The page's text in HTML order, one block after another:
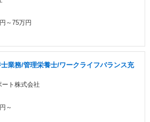
～75万円
業務/管理栄養士/ワークライフバランス充
ト株式会社
～